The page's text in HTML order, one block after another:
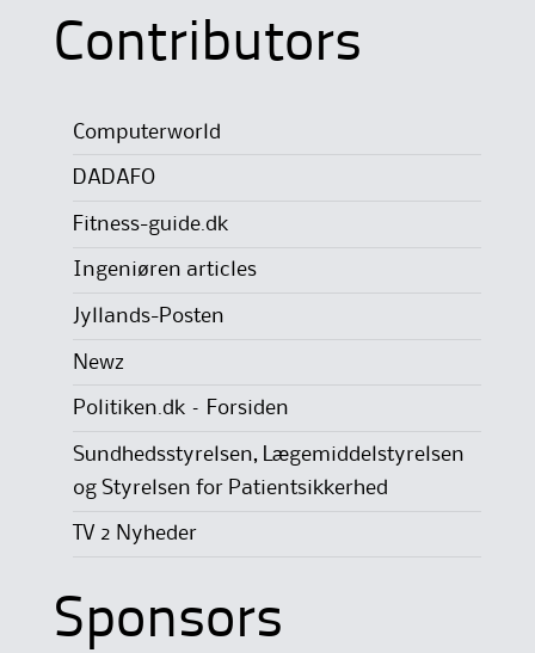
Contributors
Computerworld
DADAFO
Fitness-guide.dk
Ingeniøren articles
Jyllands-Posten
Newz
Politiken.dk – Forsiden
Sundhedsstyrelsen, Lægemiddelstyrelsen
og Styrelsen for Patientsikkerhed
TV 2 Nyheder
Sponsors